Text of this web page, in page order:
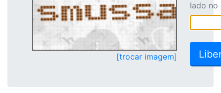
[trocar imagem]
lado no